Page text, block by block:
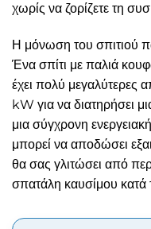
χωρίς να ζορίζετε τη
Η μόνωση του σπιτιού
Ένα σπίτι με παλιά
έχει πολύ μεγαλύτερες
kW για να διατηρήσει
μια σύγχρονη
μπορεί να αποδώσει
θα σας γλιτώσει από
σπατάλη καυσίμου κατά